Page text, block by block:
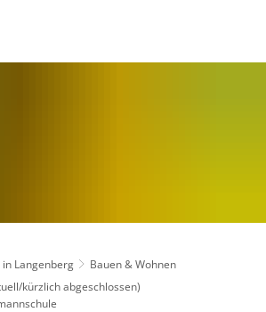
in Langenberg
Bauen & Wohnen
kürzlich abgeschlossen)